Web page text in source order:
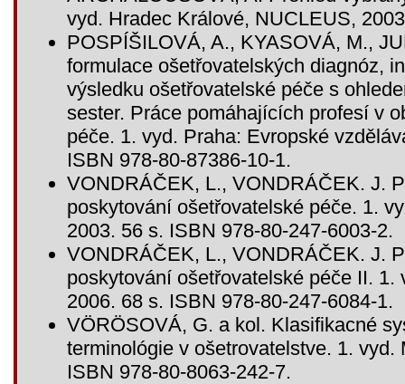
vyd. Hradec Králové, NUCLEUS,
POSPÍŠILOVÁ, A., KYASOVÁ, M.,
formulace ošetřovatelských diagnóz,
výsledku ošetřovatelské péče s
sester. Práce pomáhajících profesí v
péče. 1. vyd. Praha: Evropské
ISBN 978-80-87386-10-1.
VONDRÁČEK, L., VONDRÁČEK. J.
poskytování ošetřovatelské péče. 1.
2003. 56 s. ISBN 978-80-247-6003-2.
VONDRÁČEK, L., VONDRÁČEK. J.
poskytování ošetřovatelské péče II.
2006. 68 s. ISBN 978-80-247-6084-1.
VÖRÖSOVÁ, G. a kol. Klasifikacné
terminológie v ošetrovatelstve. 1. vyd.
ISBN 978-80-8063-242-7.